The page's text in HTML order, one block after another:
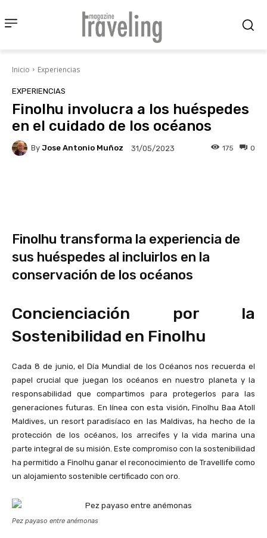
Inicio Experiencias
EXPERIENCIAS
Finolhu involucra a los huéspedes
en el cuidado de los océanos
By Jose Antonio Muñoz 31/05/2023 0
175
Finolhu transforma la experiencia de
sus huéspedes al incluirlos en la
conservación de los océanos
Concienciación por la
Sostenibilidad en Finolhu
Cada 8 de junio, el Día Mundial de los Océanos nos recuerda el
papel crucial que juegan los océanos en nuestro planeta y la
responsabilidad que compartimos para protegerlos para las
generaciones futuras. En línea con esta visión, Finolhu Baa Atoll
Maldives, un resort paradisíaco en las Maldivas, ha hecho de la
protección de los océanos, los arrecifes y la vida marina una
parte integral de su misión. Este compromiso con la sostenibilidad
ha permitido a Finolhu ganar el reconocimiento de Travellife como
un alojamiento sostenible certificado con oro.
Pez payaso entre anémonas